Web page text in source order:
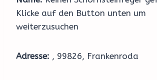
Klicke auf den Button unten um
weiterzusuchen
Adresse: , 99826, Frankenroda